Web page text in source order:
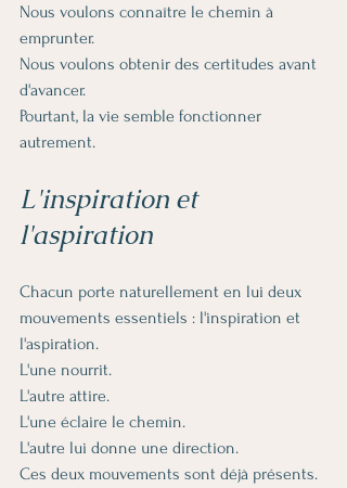
Nous voulons connaître le chemin à
emprunter.
Nous voulons obtenir des certitudes avant
d'avancer.
Pourtant, la vie semble fonctionner
autrement.
L'inspiration et
l'aspiration
Chacun porte naturellement en lui deux
mouvements essentiels : l'inspiration et
l'aspiration.
L'une nourrit.
L'autre attire.
L'une éclaire le chemin.
L'autre lui donne une direction.
Ces deux mouvements sont déjà présents.